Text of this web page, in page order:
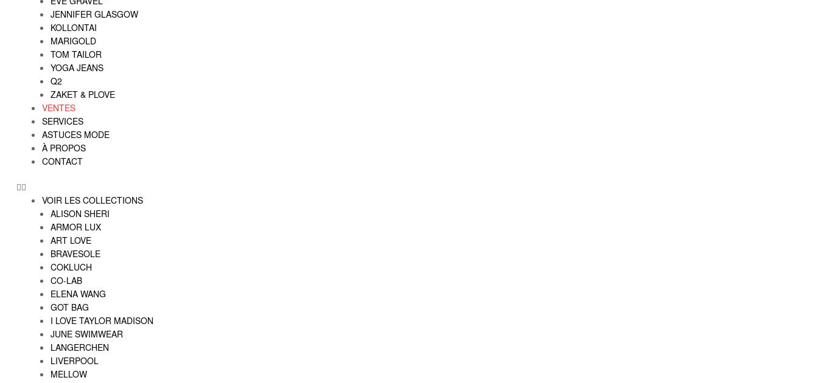
JENNIFER GLASGOW
KOLLONTAI
MARIGOLD
TOM TAILOR
YOGA JEANS
Q2
ZAKET & PLOVE
VENTES
SERVICES
ASTUCES MODE
À PROPOS
CONTACT
VOIR LES COLLECTIONS
ALISON SHERI
ARMOR LUX
ART LOVE
BRAVESOLE
COKLUCH
CO-LAB
ELENA WANG
GOT BAG
I LOVE TAYLOR MADISON
JUNE SWIMWEAR
LANGERCHEN
LIVERPOOL
MELLOW